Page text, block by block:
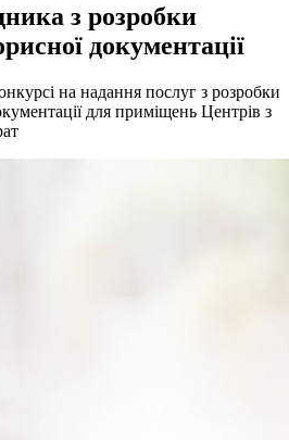
з розробки
документації
на надання послуг з розробки
для приміщень Центрів з